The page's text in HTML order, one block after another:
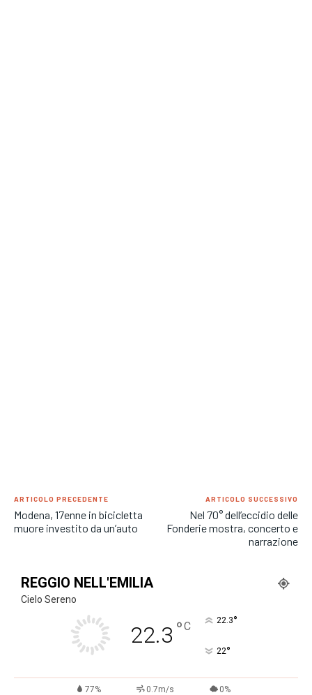
ARTICOLO PRECEDENTE
Modena, 17enne in bicicletta
muore investito da un’auto
ARTICOLO SUCCESSIVO
Nel 70° dell’eccidio delle
Fonderie mostra, concerto e
narrazione
REGGIO NELL'EMILIA
Cielo Sereno
22.3 °C 22.3°
22°
77% 0.7m/s 0%